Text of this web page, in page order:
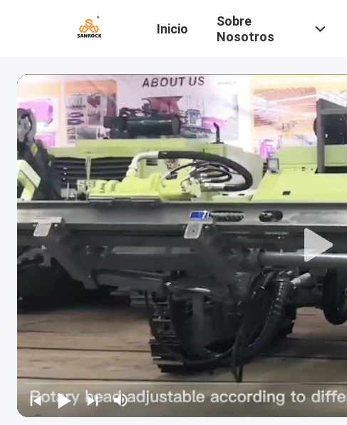
Inicio
Sobre
Nosotros